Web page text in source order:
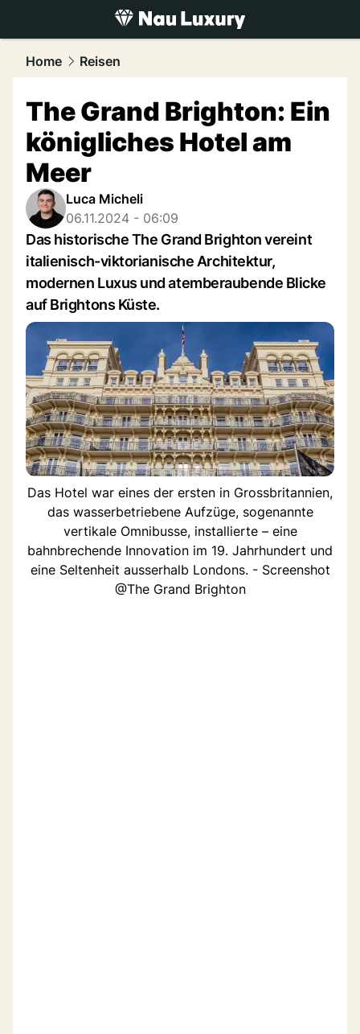
luxury.NAU.ch
Home Reisen
The Grand Brighton: Ein
königliches Hotel am
Meer
Luca Micheli
06.11.2024 - 06:09
Das historische The Grand Brighton vereint
italienisch-viktorianische Architektur,
modernen Luxus und atemberaubende Blicke
auf Brightons Küste.
Das Hotel war eines der ersten in Grossbritannien,
das wasserbetriebene Aufzüge, sogenannte
vertikale Omnibusse, installierte – eine
bahnbrechende Innovation im 19. Jahrhundert und
eine Seltenheit ausserhalb Londons. - Screenshot
@The Grand Brighton